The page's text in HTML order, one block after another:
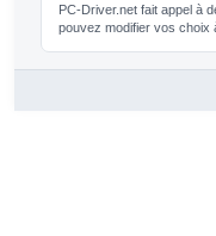
PC-Driver.net fait appel à
pouvez modifier vos choix